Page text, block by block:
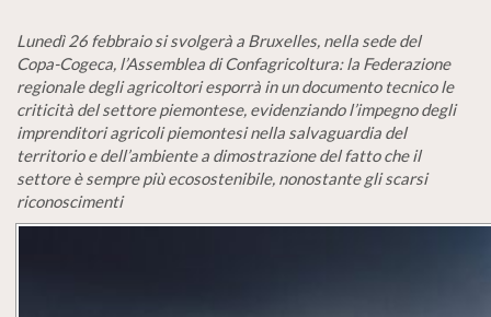
Lunedì 26 febbraio si svolgerà a Bruxelles, nella sede del
Copa-Cogeca, l’Assemblea di Confagricoltura: la Federazione
regionale degli agricoltori esporrà in un documento tecnico le
criticità del settore piemontese, evidenziando l’impegno degli
imprenditori agricoli piemontesi nella salvaguardia del
territorio e dell’ambiente a dimostrazione del fatto che il
settore è sempre più ecosostenibile, nonostante gli scarsi
riconoscimenti